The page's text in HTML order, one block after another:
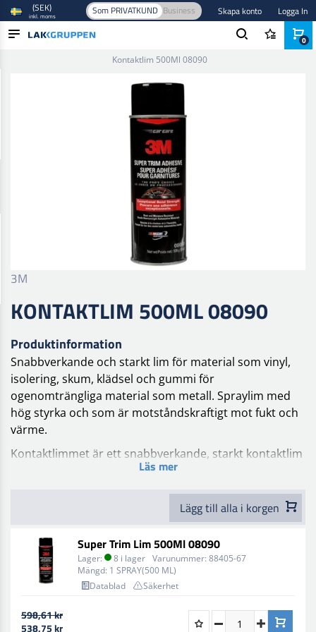
(SEK)
inkl. moms Som PRIVATKUND Business Skapa konto Logga In
Kontaktlim 500Ml 08090
3M
KONTAKTLIM 500ML 08090
Produktinformation
Snabbverkande och starkt lim för material som vinyl,
isolering, skum, klädsel och gummi för
ogenomträngliga material som metall. Spraylim med
hög styrka och som är motståndskraftigt mot fukt och
värme.
Kontaktlimmet är ett snabbverkande, starkt kontaktlim
i spray för reparations- och restaureringsprojekt på
som vinyl, isolering, skum, klädsel och gummi till
ogenomträngliga material som metall. Det används
typiskt för att installera nya taklister och
isoleringsmattor i motorhuvar. Limmet är
motståndskraftigt mot både värme, fukt och
mjukgörande oljor.
Så här gör du
Läs mer
Lägg till alla i korgen
Super Trim Lim 500Ml 08090
Lager: 8 i lager Varunummer: 88405-67
Mängd: 1 SPRAY(500 ML)
Datablad
Säkerhet
598,61 kr
538,75 kr
0